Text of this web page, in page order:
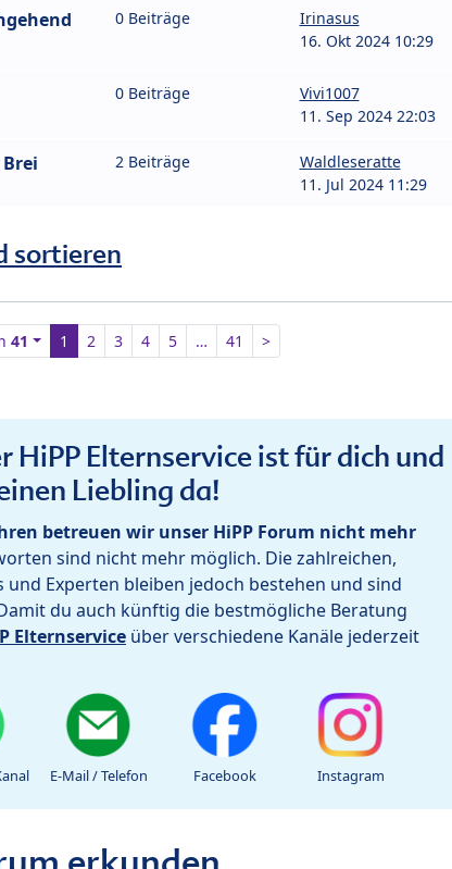
0 Beiträge
Irinasus
16. Okt 2024 10:29
0 Beiträge
Vivi1007
11. Sep 2024 22:03
2 Beiträge
Waldleseratte
11. Jul 2024 11:29
sortieren
41 1 2 3 4 5 … 41 >
HiPP Elternservice ist für dich und
Liebling da!
betreuen wir unser HiPP Forum nicht mehr
sind nicht mehr möglich. Die zahlreichen,
Experten bleiben jedoch bestehen und sind
du auch künftig die bestmögliche Beratung
Elternservice über verschiedene Kanäle jederzeit
E-Mail / Telefon Facebook Instagram